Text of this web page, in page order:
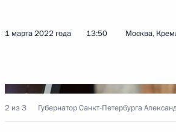
Телефонный разговор с
1 марта 2022 года 13:50 Москва,
2 из 3 Губернатор Санкт-Петербурга